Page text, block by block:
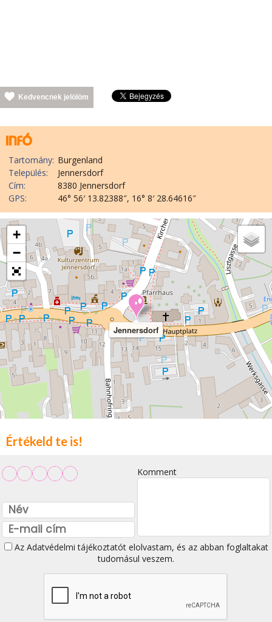
Kedvencnek jelölöm
Tartomány: Burgenland
Település:
Jennersdorf
Cím:
8380 Jennersdorf
GPS:
46° 56′ 13.82388″, 16° 8′ 28.64616″
Jennersdorf
+
−
Értékeld te is!
Komment
Az Adatvédelmi tájékoztatótelolvastam, és az abban foglaltakat
tudomásul veszem.